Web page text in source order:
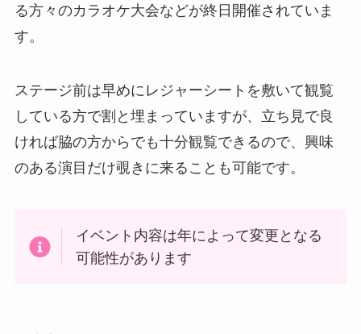
る方々のカラオケ大会などが終日開催されていま
す。
ステージ前は早めにレジャーシートを敷いて観覧
している方で割と埋まっていますが、立ち見で良
ければ脇の方からでも十分観覧できるので、興味
のある演目だけ覗きに来ることも可能です。
イベント内容は年によって変更となる
可能性があります